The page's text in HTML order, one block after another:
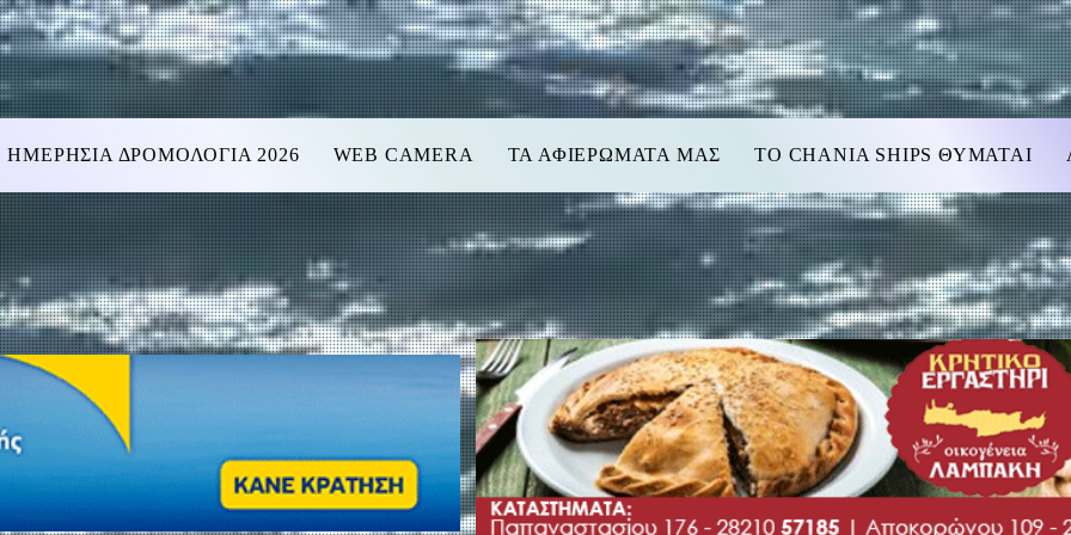
ΗΜΕΡΗΣΙΑ ΔΡΟΜΟΛΟΓΙΑ 2026 WEB CAMERA ΤΑ ΑΦΙΕΡΩΜΑΤΑ ΜΑΣ TO CHANIA SHIPS ΘΥΜΑΤΑΙ